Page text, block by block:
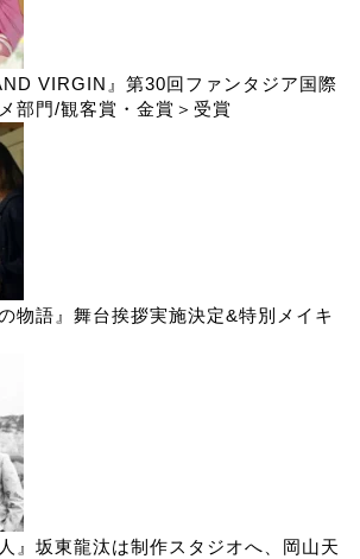
VIRGIN』第30回ファンタジア国際
部門/観客賞・金賞＞受賞
物語』舞台挨拶実施決定&特別メイキ
』坂東龍汰は制作スタジオへ、岡山天